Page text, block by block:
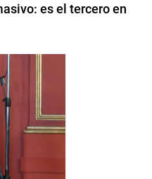
es el tercero en